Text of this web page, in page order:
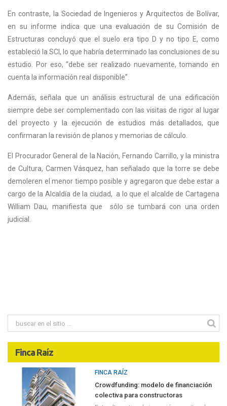
En contraste, la Sociedad de Ingenieros y Arquitectos de Bolívar,
en su informe indica que una evaluación de su Comisión de
Estructuras concluyó que el suelo era tipo D y no tipo E, como
estableció la SCI, lo que habría determinado las conclusiones de su
estudio. Por eso, “debe ser realizado nuevamente, tomando en
cuenta la información real disponible”.
Además, señala que un análisis estructural de una edificación
siempre debe ser complementado con las visitas de rigor al lugar
del proyecto y la ejecución de estudios más detallados, que
confirmaran la revisión de planos y memorias de cálculo.
El Procurador General de la Nación, Fernando Carrillo, y la ministra
de Cultura, Carmen Vásquez, han señalado que la torre se debe
demoleren el menor tiempo posible y agregaron que debe estar a
cargo de la Alcaldía de la ciudad, a lo que el alcalde de Cartagena
William Dau, manifiesta que
sólo se tumbará con una orden
judicial.
Finca Raíz
FINCA RAÍZ
Crowdfunding: modelo de financiación
colectiva para constructoras